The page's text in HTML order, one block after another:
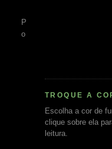
P
o
TROQUE A
Escolha a cor de
clique sobre ela
leitura.